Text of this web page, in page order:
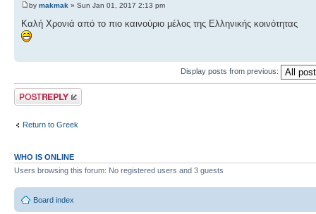
by makmak » Sun Jan 01, 2017 2:13 pm
Καλή Χρονιά από το πιο καινούριο μέλος της Ελληνικής κοινότητας
Display posts from previous:
Post a reply
Return to Greek
WHO IS ONLINE
Users browsing this forum: No registered users and 3 guests
Board index